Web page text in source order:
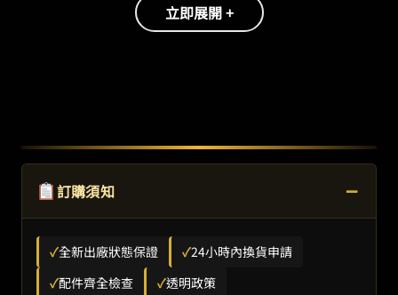
立即展開 +
訂購須知 −
✓全新出廠狀態保證 ✓24小時內換貨申請
✓配件齊全檢查 ✓透明政策